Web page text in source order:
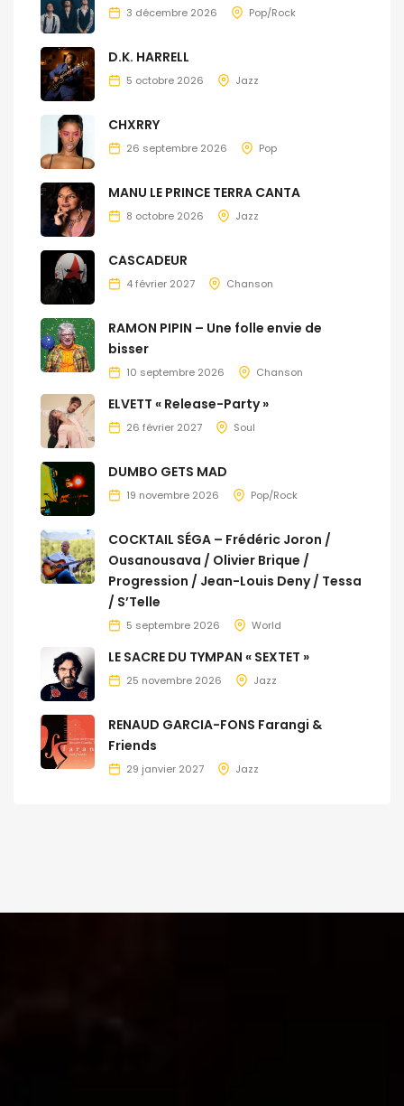
3 décembre 2026 Pop/Rock
D.K. HARRELL
5 octobre 2026 Jazz
CHXRRY
26 septembre 2026 Pop
MANU LE PRINCE TERRA CANTA
8 octobre 2026 Jazz
CASCADEUR
4 février 2027 Chanson
RAMON PIPIN – Une folle envie de
bisser
10 septembre 2026 Chanson
ELVETT « Release-Party »
26 février 2027 Soul
DUMBO GETS MAD
19 novembre 2026 Pop/Rock
COCKTAIL SÉGA – Frédéric Joron /
Ousanousava / Olivier Brique /
Progression / Jean-Louis Deny / Tessa
/ S’Telle
5 septembre 2026 World
LE SACRE DU TYMPAN « SEXTET »
25 novembre 2026 Jazz
RENAUD GARCIA-FONS Farangi &
Friends
29 janvier 2027 Jazz